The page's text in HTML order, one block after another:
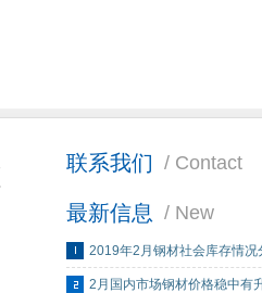
联系我们 / Contact
最新信息 / New
2019年2月钢材社会库存情况
2月国内市场钢材价格稳中有